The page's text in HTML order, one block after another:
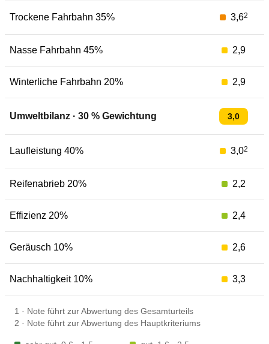
Trockene Fahrbahn 35% 3,62
Nasse Fahrbahn 45% 2,9
Winterliche Fahrbahn 20% 2,9
Umweltbilanz · 30 % Gewichtung 3,0
Laufleistung 40% 3,02
Reifenabrieb 20% 2,2
Effizienz 20% 2,4
Geräusch 10% 2,6
Nachhaltigkeit 10% 3,3
1 · Note führt zur Abwertung des Gesamturteils
2 · Note führt zur Abwertung des Hauptkriteriums